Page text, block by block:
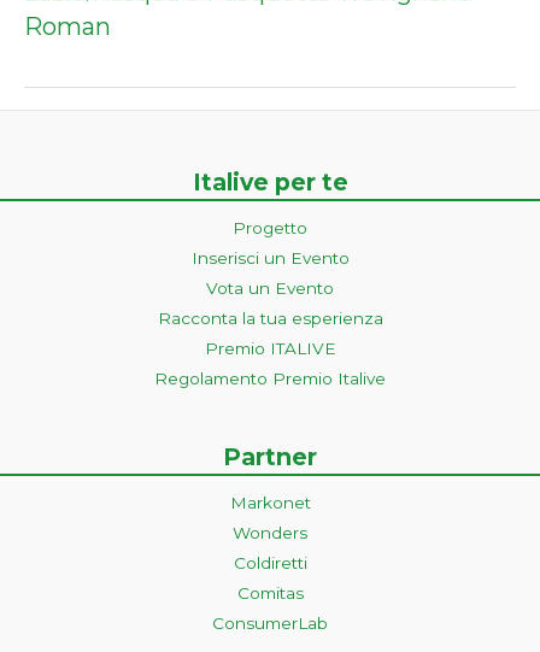
Roman
Italive per te
Progetto
Inserisci un Evento
Vota un Evento
Racconta la tua esperienza
Premio ITALIVE
Regolamento Premio Italive
Partner
Markonet
Wonders
Coldiretti
Comitas
ConsumerLab